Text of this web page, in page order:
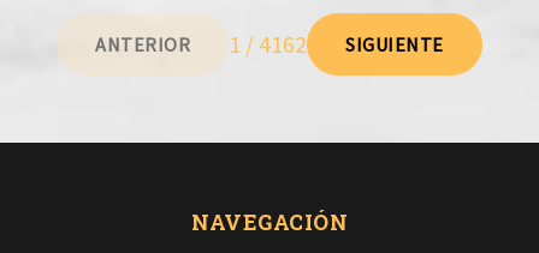
ANTERIOR 1 / 4162 SIGUIENTE
NAVEGACIÓN